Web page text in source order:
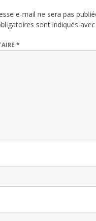
e-mail ne sera pas
sont indiqués avec
*